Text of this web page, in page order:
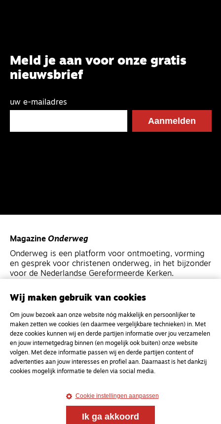
Meld je aan voor onze gratis
nieuwsbrief
uw e-mailadres
Magazine Onderweg
Onderweg is een platform voor ontmoeting, vorming
en gesprek voor christenen onderweg, in het bijzonder
voor de Nederlandse Gereformeerde Kerken.
MagazineOnderweg
Kvk-nummer 33277063
NL46 INGB 0117 5827 86
info@onderwegonline.nl
Wij maken gebruik van cookies
Om jouw bezoek aan onze website nóg makkelijk en persoonlijker te
maken zetten we cookies (en daarmee vergelijkbare technieken) in. Met
deze cookies kunnen wij en derde partijen informatie over jou verzamelen
en jouw internetgedrag binnen (en mogelijk ook buiten) onze website
volgen. Met deze informatie passen wij en derde partijen content of
advertenties aan jouw interesses en profiel aan. Daarnaast is het dankzij
cookies mogelijk informatie te delen via social media.
Cookie instellingen aanpassen
Ik ga akkoord